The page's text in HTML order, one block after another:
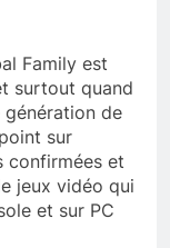
Family est
surtout quand
de
sur
confirmées et
jeux vidéo qui
et sur PC